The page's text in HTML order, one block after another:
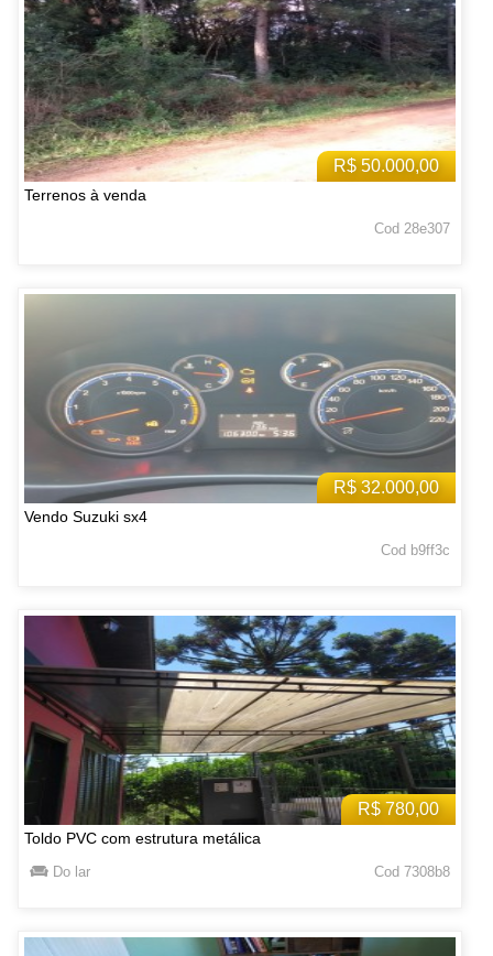
R$ 50.000,00
Terrenos à venda
Cod 28e307
R$ 32.000,00
Vendo Suzuki sx4
Cod b9ff3c
R$ 780,00
Toldo PVC com estrutura metálica
Do lar Cod 7308b8